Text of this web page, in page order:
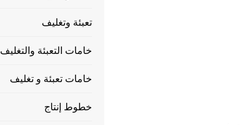
تعبئة وتغليف
خامات التعبئة والتغليف
خامات تعبئة و تغليف
خطوط إنتاج